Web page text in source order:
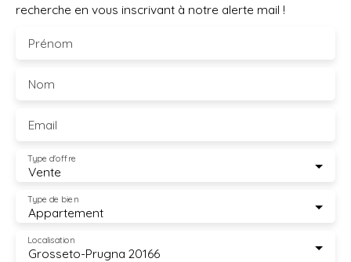
recherche en vous inscrivant à notre alerte mail !
Prénom
Nom
Email
Vente
Type d'offre
Appartement
Type de bien
Grosseto-Prugna 20166
Localisation